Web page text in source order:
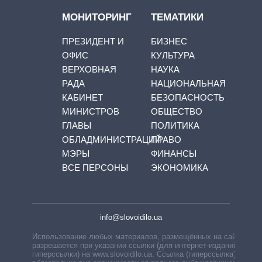
МОНИТОРИНГ
ПРЕЗИДЕНТ И
ОФИС
ВЕРХОВНАЯ
РАДА
КАБИНЕТ
МИНИСТРОВ
ГЛАВЫ
ОБЛАДМИНИСТРАЦИЙ
МЭРЫ
ВСЕ ПЕРСОНЫ
ТЕМАТИКИ
БИЗНЕС
КУЛЬТУРА
НАУКА
НАЦИОНАЛЬНАЯ
БЕЗОПАСНОСТЬ
ОБЩЕСТВО
ПОЛИТИКА
ПРАВО
ФИНАНСЫ
ЭКОНОМИКА
info@slovoidilo.ua
Использование любых материалов, размещённых на сайте,
разрешается при указании ссылки (для интернет-изданий —
гиперссылки) на www.slovoidilo.ua. Ссылка (гиперссылка)